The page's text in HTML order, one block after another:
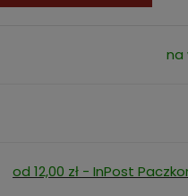
na
od 12,00 zł - InPost